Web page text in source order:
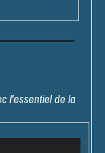
l'essentiel de la